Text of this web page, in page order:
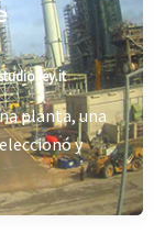
planta, una
y